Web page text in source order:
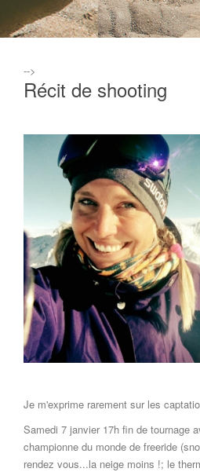
-->
Récit de shooting
Je m'exprime rarement sur les
Samedi 7 janvier 17h fin de tournage
championne du monde de freeride
rendez vous...la neige moins !; le